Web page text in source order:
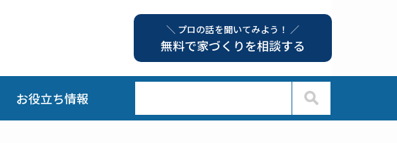
＼ プロの話を聞いてみよう！ ／
無料で家づくりを相談する
お役立ち情報